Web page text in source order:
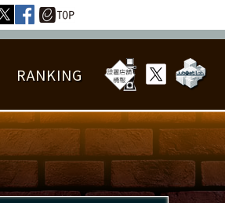
詳細楽曲データ
EDIT譜面
RANKING
RANKING